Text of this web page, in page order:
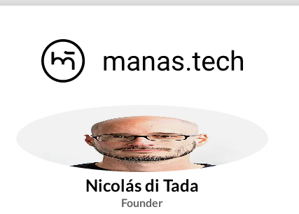
Nicolás di Tada
Founder